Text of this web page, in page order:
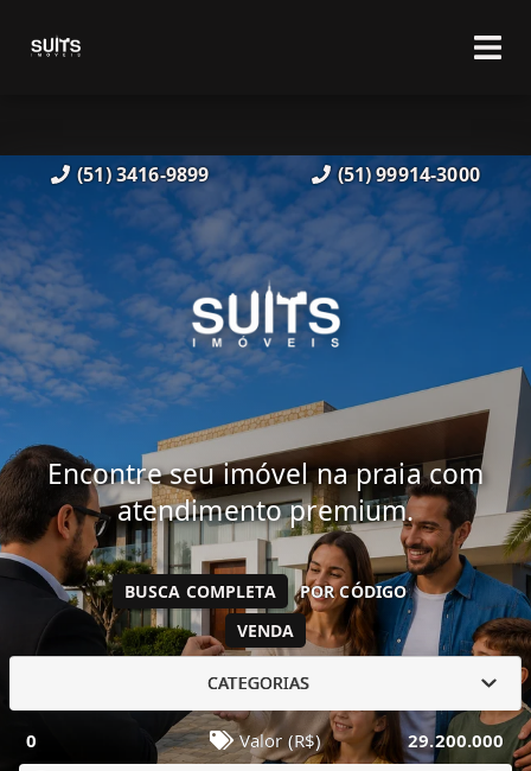
(51) 3416-9899 (51) 99914-3000
Encontre seu imóvel na praia com
atendimento premium.
VENDA
BUSCA COMPLETA POR CÓDIGO
CATEGORIAS
0 Valor (R$) 29.200.000